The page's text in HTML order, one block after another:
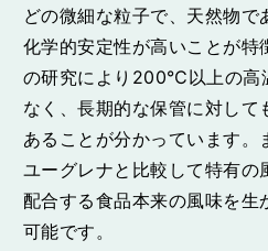
どの微細な粒子で、天然物
化学的安定性が高いことが特
の研究により200℃以上の高
なく、長期的な保管に対し
あることが分かっています。
ユーグレナと比較して特有の
配合する食品本来の風味を生
可能です。